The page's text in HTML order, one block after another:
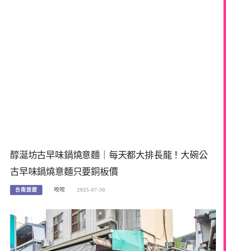
醇涎坊古早味鍋燒意麵｜每天都大排長龍！大碗公
古早味鍋燒意麵只要銅板價
台南旅遊 咬咬 2025-07-30